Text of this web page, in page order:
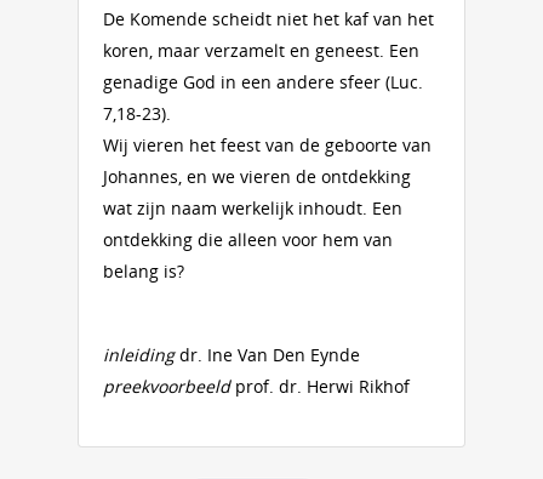
De Komende scheidt niet het kaf van het
koren, maar verzamelt en geneest. Een
genadige God in een andere sfeer (Luc.
7,18-23).
Wij vieren het feest van de geboorte van
Johannes, en we vieren de ontdekking
wat zijn naam werkelijk inhoudt. Een
ontdekking die alleen voor hem van
belang is?
inleidingdr. Ine Van Den Eynde
preekvoorbeeldprof. dr. Herwi Rikhof